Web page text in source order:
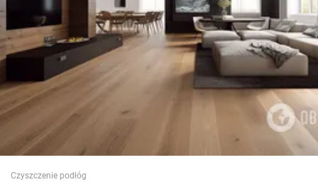
Społeczeństwo
Wojna na Ukrainie
Świat
Jedzenie
Czyszczenie podłóg